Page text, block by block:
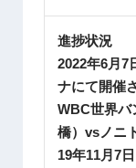
進捗状況
2022年6月7
ナにて開催
WBC世界バ
橋）vsノニ
19年11月7